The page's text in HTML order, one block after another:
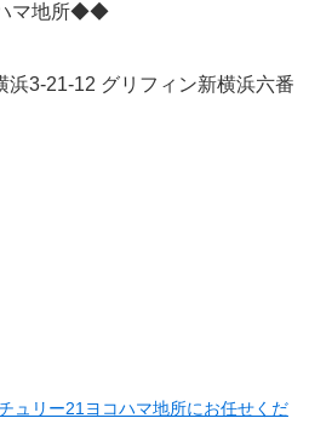
マ地所◆◆
浜3-21-12 グリフィン新横浜六番
ュリー21ヨコハマ地所にお任せくだ